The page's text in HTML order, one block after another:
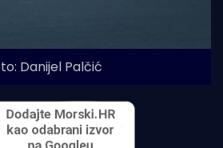
Danijel Palčić